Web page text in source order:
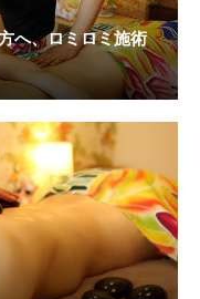
へ、ロミロミ施術